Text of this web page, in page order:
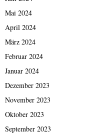
Mai 2024
April 2024
März 2024
Februar 2024
Januar 2024
Dezember 2023
November 2023
Oktober 2023
September 2023